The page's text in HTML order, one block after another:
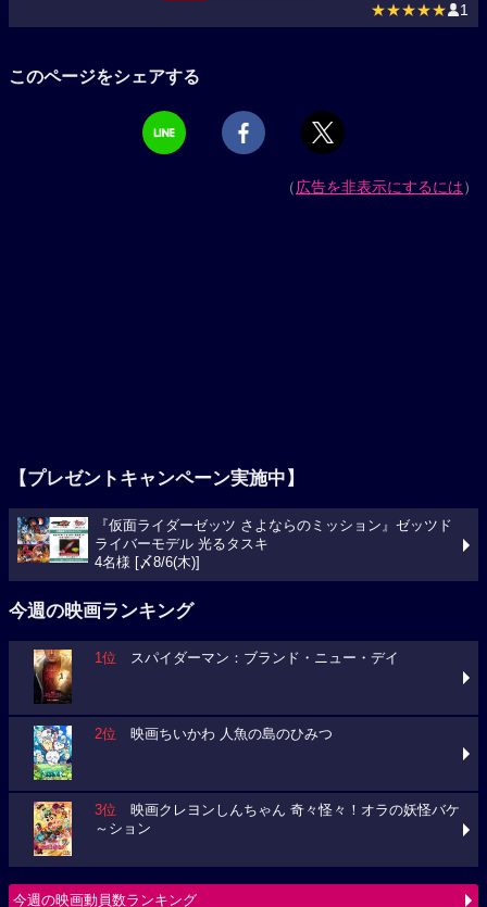
★★★★★ 1
このページをシェアする
（広告を非表示にするには）
【プレゼントキャンペーン実施中】
『仮面ライダーゼッツ さよならのミッション』ゼッツド
ライバーモデル 光るタスキ
4名様 [〆8/6(木)]
今週の映画ランキング
1位 スパイダーマン：ブランド・ニュー・デイ
2位 映画ちいかわ 人魚の島のひみつ
3位 映画クレヨンしんちゃん 奇々怪々！オラの妖怪バケ
～ション
今週の映画動員数ランキング